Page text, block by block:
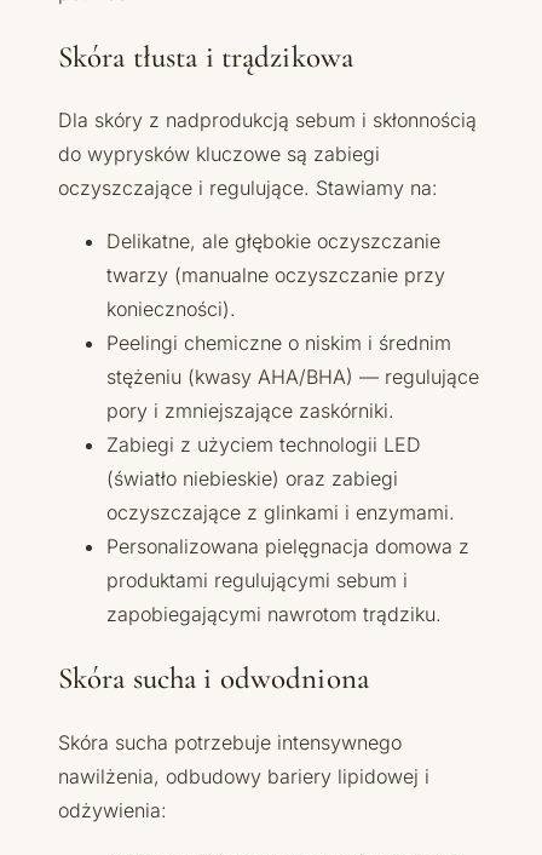
Skóra tłusta i trądzikowa
Dla skóry z nadprodukcją sebum i skłonnością
do wyprysków kluczowe są zabiegi
oczyszczające i regulujące. Stawiamy na:
Delikatne, ale głębokie oczyszczanie
twarzy (manualne oczyszczanie przy
konieczności).
Peelingi chemiczne o niskim i średnim
stężeniu (kwasy AHA/BHA) — regulujące
pory i zmniejszające zaskórniki.
Zabiegi z użyciem technologii LED
(światło niebieskie) oraz zabiegi
oczyszczające z glinkami i enzymami.
Personalizowana pielęgnacja domowa z
produktami regulującymi sebum i
zapobiegającymi nawrotom trądziku.
Skóra sucha i odwodniona
Skóra sucha potrzebuje intensywnego
nawilżenia, odbudowy bariery lipidowej i
odżywienia: